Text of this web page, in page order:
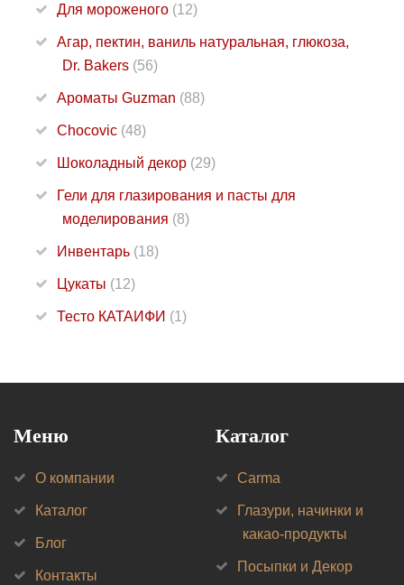
Для мороженого (12)
Агар, пектин, ваниль натуральная, глюкоза,
Dr. Bakers (56)
Ароматы Guzman (88)
Chocovic (48)
Шоколадный декор (29)
Гели для глазирования и пасты для
моделирования (8)
Инвентарь (18)
Цукаты (12)
Тесто КАТАИФИ (1)
Меню
О компании
Каталог
Блог
Контакты
Каталог
Carma
Глазури, начинки и
какао-продукты
Посыпки и Декор